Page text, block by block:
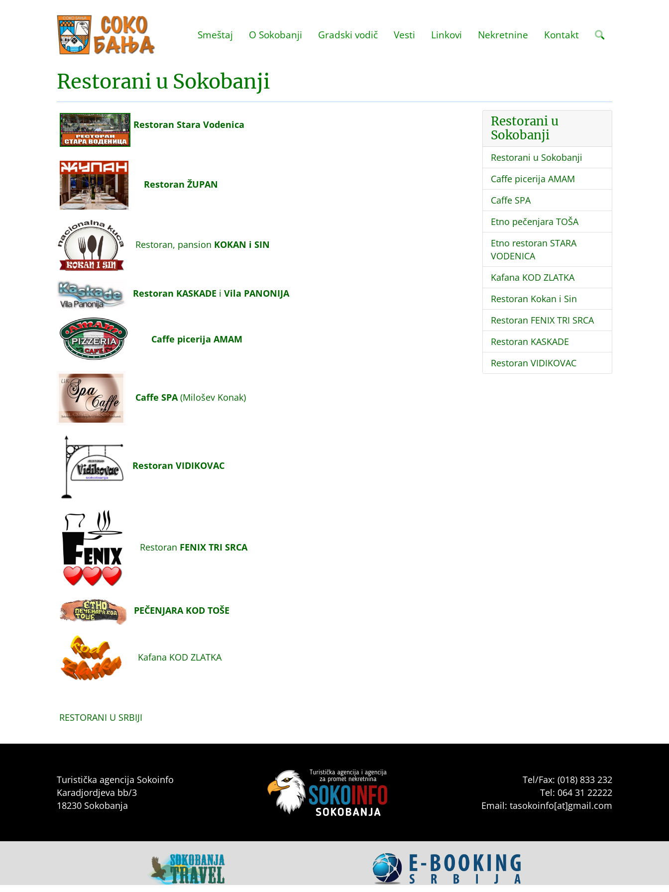
Smeštaj O Sokobanji Gradski vodič Vesti Linkovi Nekretnine Kontakt
Restorani u Sokobanji
Restoran Stara Vodenica
Restoran ŽUPAN
Restoran, pansion KOKAN i SIN
Restoran KASKADE i Vila PANONIJA
Caffe picerija AMAM
Caffe SPA (Milošev Konak)
Restoran VIDIKOVAC
Restoran FENIX TRI SRCA
PEČENJARA KOD TOŠE
Kafana KOD ZLATKA
RESTORANI U SRBIJI
Restorani u
Sokobanji
Restorani u Sokobanji
Caffe picerija AMAM
Caffe SPA
Etno pečenjara TOŠA
Etno restoran STARA
VODENICA
Kafana KOD ZLATKA
Restoran Kokan i Sin
Restoran FENIX TRI SRCA
Restoran KASKADE
Restoran VIDIKOVAC
Turistička agencija Sokoinfo
Karadjordjeva bb/3
18230 Sokobanja
Tel/Fax: (018) 833 232
Tel: 064 31 22222
Email: tasokoinfo[at]gmail.com